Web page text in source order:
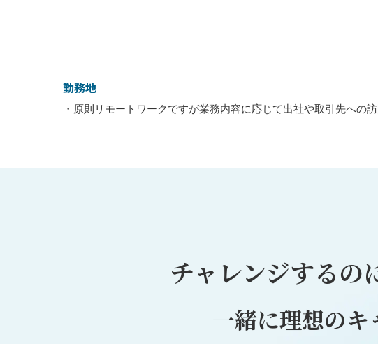
勤務地
・原則リモートワークですが業務内容に応じて出社や取引先への
チャレンジするの
一緒に理想のキ